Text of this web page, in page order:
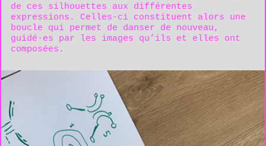
de ces silhouettes aux différentes
expressions. Celles-ci constituent alors une
boucle qui permet de danser de nouveau,
guidé·es par les images qu’ils et elles ont
composées.